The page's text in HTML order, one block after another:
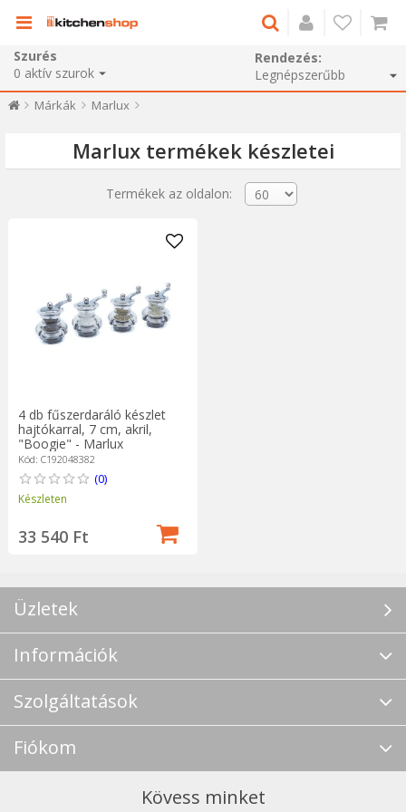
Szurés
0 aktív szurok
Rendezés:
Márkák Marlux
Marlux termékek készletei
Termékek az oldalon:
4 db fűszerdaráló készlet
hajtókarral, 7 cm, akril,
"Boogie" - Marlux
Kód: C192048382
(0)
Készleten
33 540 Ft
Üzletek
Információk
Szolgáltatások
Fiókom
Kövess minket